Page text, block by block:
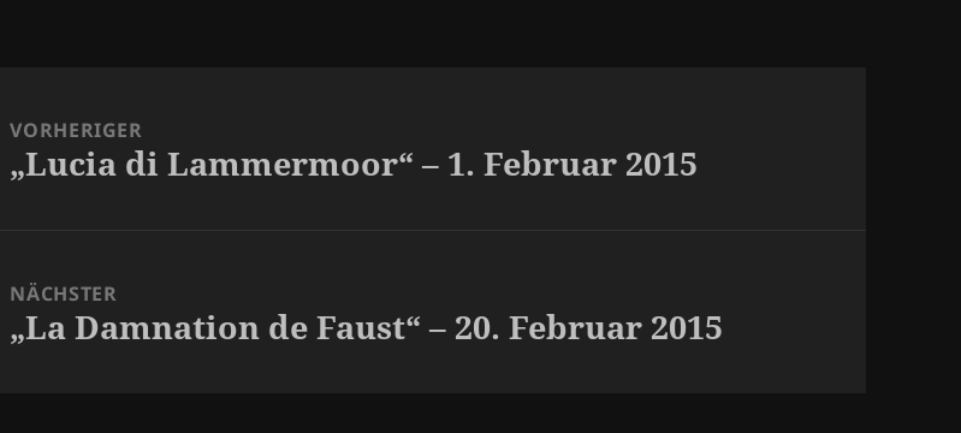
VORHERIGER
Vorheriger
„Lucia di Lammermoor“ – 1. Februar 2015
NÄCHSTER
Nächster
„La Damnation de Faust“ – 20. Februar 2015